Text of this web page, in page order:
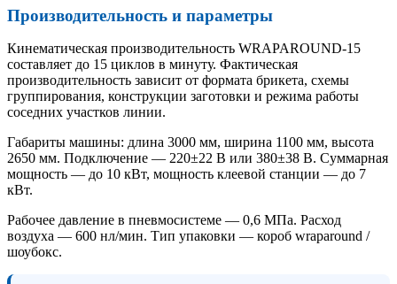
Производительность и параметры
Кинематическая производительность WRAPAROUND-15
составляет до 15 циклов в минуту. Фактическая
производительность зависит от формата брикета, схемы
группирования, конструкции заготовки и режима работы
соседних участков линии.
Габариты машины: длина 3000 мм, ширина 1100 мм, высота
2650 мм. Подключение — 220±22 В или 380±38 В. Суммарная
мощность — до 10 кВт, мощность клеевой станции — до 7
кВт.
Рабочее давление в пневмосистеме — 0,6 МПа. Расход
воздуха — 600 нл/мин. Тип упаковки — короб wraparound /
шоубокс.